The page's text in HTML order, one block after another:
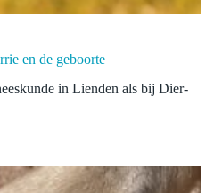
en de geboorte
in Lienden als bij Dier-